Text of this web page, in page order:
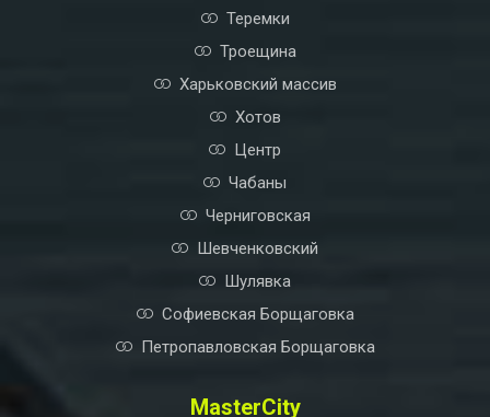
Теремки
Троещина
Харьковский массив
Хотов
Центр
Чабаны
Черниговская
Шевченковский
Шулявка
Софиевская Борщаговка
Петропавловская Борщаговка
MasterCity